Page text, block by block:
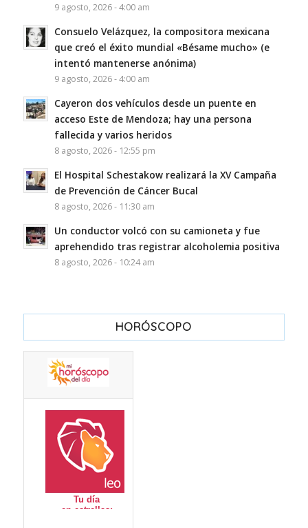
9 agosto, 2026 - 4:00 am
Consuelo Velázquez, la compositora mexicana
que creó el éxito mundial «Bésame mucho» (e
intentó mantenerse anónima)
9 agosto, 2026 - 4:00 am
Cayeron dos vehículos desde un puente en
acceso Este de Mendoza; hay una persona
fallecida y varios heridos
8 agosto, 2026 - 12:55 pm
El Hospital Schestakow realizará la XV Campaña
de Prevención de Cáncer Bucal
8 agosto, 2026 - 11:30 am
Un conductor volcó con su camioneta y fue
aprehendido tras registrar alcoholemia positiva
8 agosto, 2026 - 10:24 am
HORÓSCOPO